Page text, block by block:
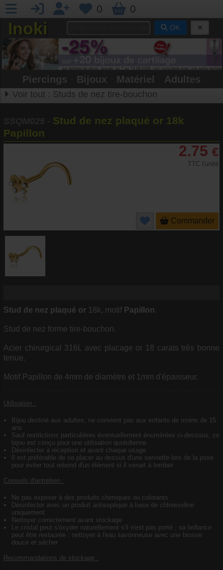
0 0
Inoki OK
Piercings Bijoux Matériel Adultes
Voir tout : Studs de nez tire-bouchon
Stud de nez plaqué or 18k
Papillon
2.75 €
TTC l'unité
Commander
Stud de nez plaqué or 18k, motif Papillon.
Stud de nez forme tire-bouchon.
Acier chirurgical 316L avec placage or 18 carats très bonne
tenue.
Motif Papillon de 4mm de diamètre et 1mm d'épaisseur.
Utilisation :
Bijou destiné aux adultes, ne convient pas aux enfants de moins de 15
ans
Sauf restrictions particulières éventuellement énumérées ci-dessous, ce
bijou est conçu pour une utilisation quotidienne
Désinfecter à réception et avant chaque usage
Il est préférable de se placer au dessus d'une serviette lors de la pose
pour éviter tout rebond d'un élément si il venait à tomber
Conseils d'entretien :
Ne pas exposer à des produits chimiques ou colorants
Désinfecter avec un produit antiseptique à base de chlorexidine
uniquement
Nettoyer correctement avant stockage
Le cristal peut s'oxyder naturellement s'il n'est pas porté ; sa brillance
peut être restaurée : nettoyer à l'eau savonneuse avec une brosse
douce et sécher
Recommandations de stockage :